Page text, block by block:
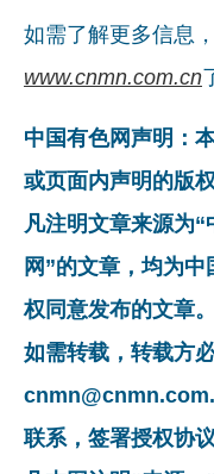
如需了解更多信息
www.cnmn.com.cn
中国有色网声明：
或页面内声明的版权
凡注明文章来源为
网”的文章，均为
权同意发布的文章。
如需转载，转载方
联系，签署授权协